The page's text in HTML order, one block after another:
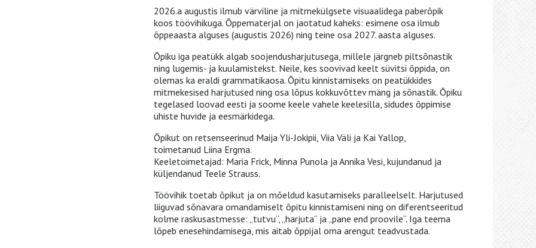
2026.a augustis ilmub värviline ja mitmekülgsete visuaalidega paberõpik
koos töövihikuga. Õppematerjal on jaotatud kaheks: esimene osa ilmub
õppeaasta alguses (augustis 2026) ning teine osa 2027. aasta alguses.
Õpiku iga peatükk algab soojendusharjutusega, millele järgneb piltsõnastik
ning lugemis- ja kuulamistekst. Neile, kes soovivad keelt süvitsi õppida, on
olemas ka eraldi grammatikaosa. Õpitu kinnistamiseks on peatükkides
mitmekesised harjutused ning osa lõpus kokkuvõttev mäng ja sõnastik. Õpiku
tegelased loovad eesti ja soome keele vahele keelesilla, sidudes õppimise
ühiste huvide ja eesmärkidega.
Õpikut on retsenseerinud Maija Yli-Jokipii, Viia Väli ja Kai Yallop,
toimetanud Liina Ergma.
Keeletoimetajad: Maria Frick, Minna Punola ja Annika Vesi, kujundanud ja
küljendanud Teele Strauss.
Töövihik toetab õpikut ja on mõeldud kasutamiseks paralleelselt. Harjutused
liiguvad sõnavara omandamiselt õpitu kinnistamiseni ning on diferentseeritud
kolme raskusastmesse: „tutvu“, „harjuta“ ja „pane end proovile“. Iga teema
lõpeb enesehindamisega, mis aitab õppijal oma arengut teadvustada.